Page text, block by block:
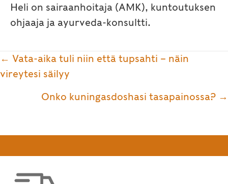
Heli on sairaanhoitaja (AMK), kuntoutuksen
ohjaaja ja ayurveda-konsultti.
Posts
navigation
← Vata-aika tuli niin että tupsahti – näin
vireytesi säilyy
Onko kuningasdoshasi tasapainossa? →